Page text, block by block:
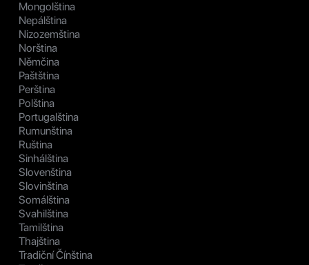
Mongolština
Nepálština
Nizozemština
Norština
Němčina
Paštština
Perština
Polština
Portugalština
Rumunština
Ruština
Sinhálština
Slovenština
Slovinština
Somálština
Svahilština
Tamilština
Thajština
Tradiční Čínština